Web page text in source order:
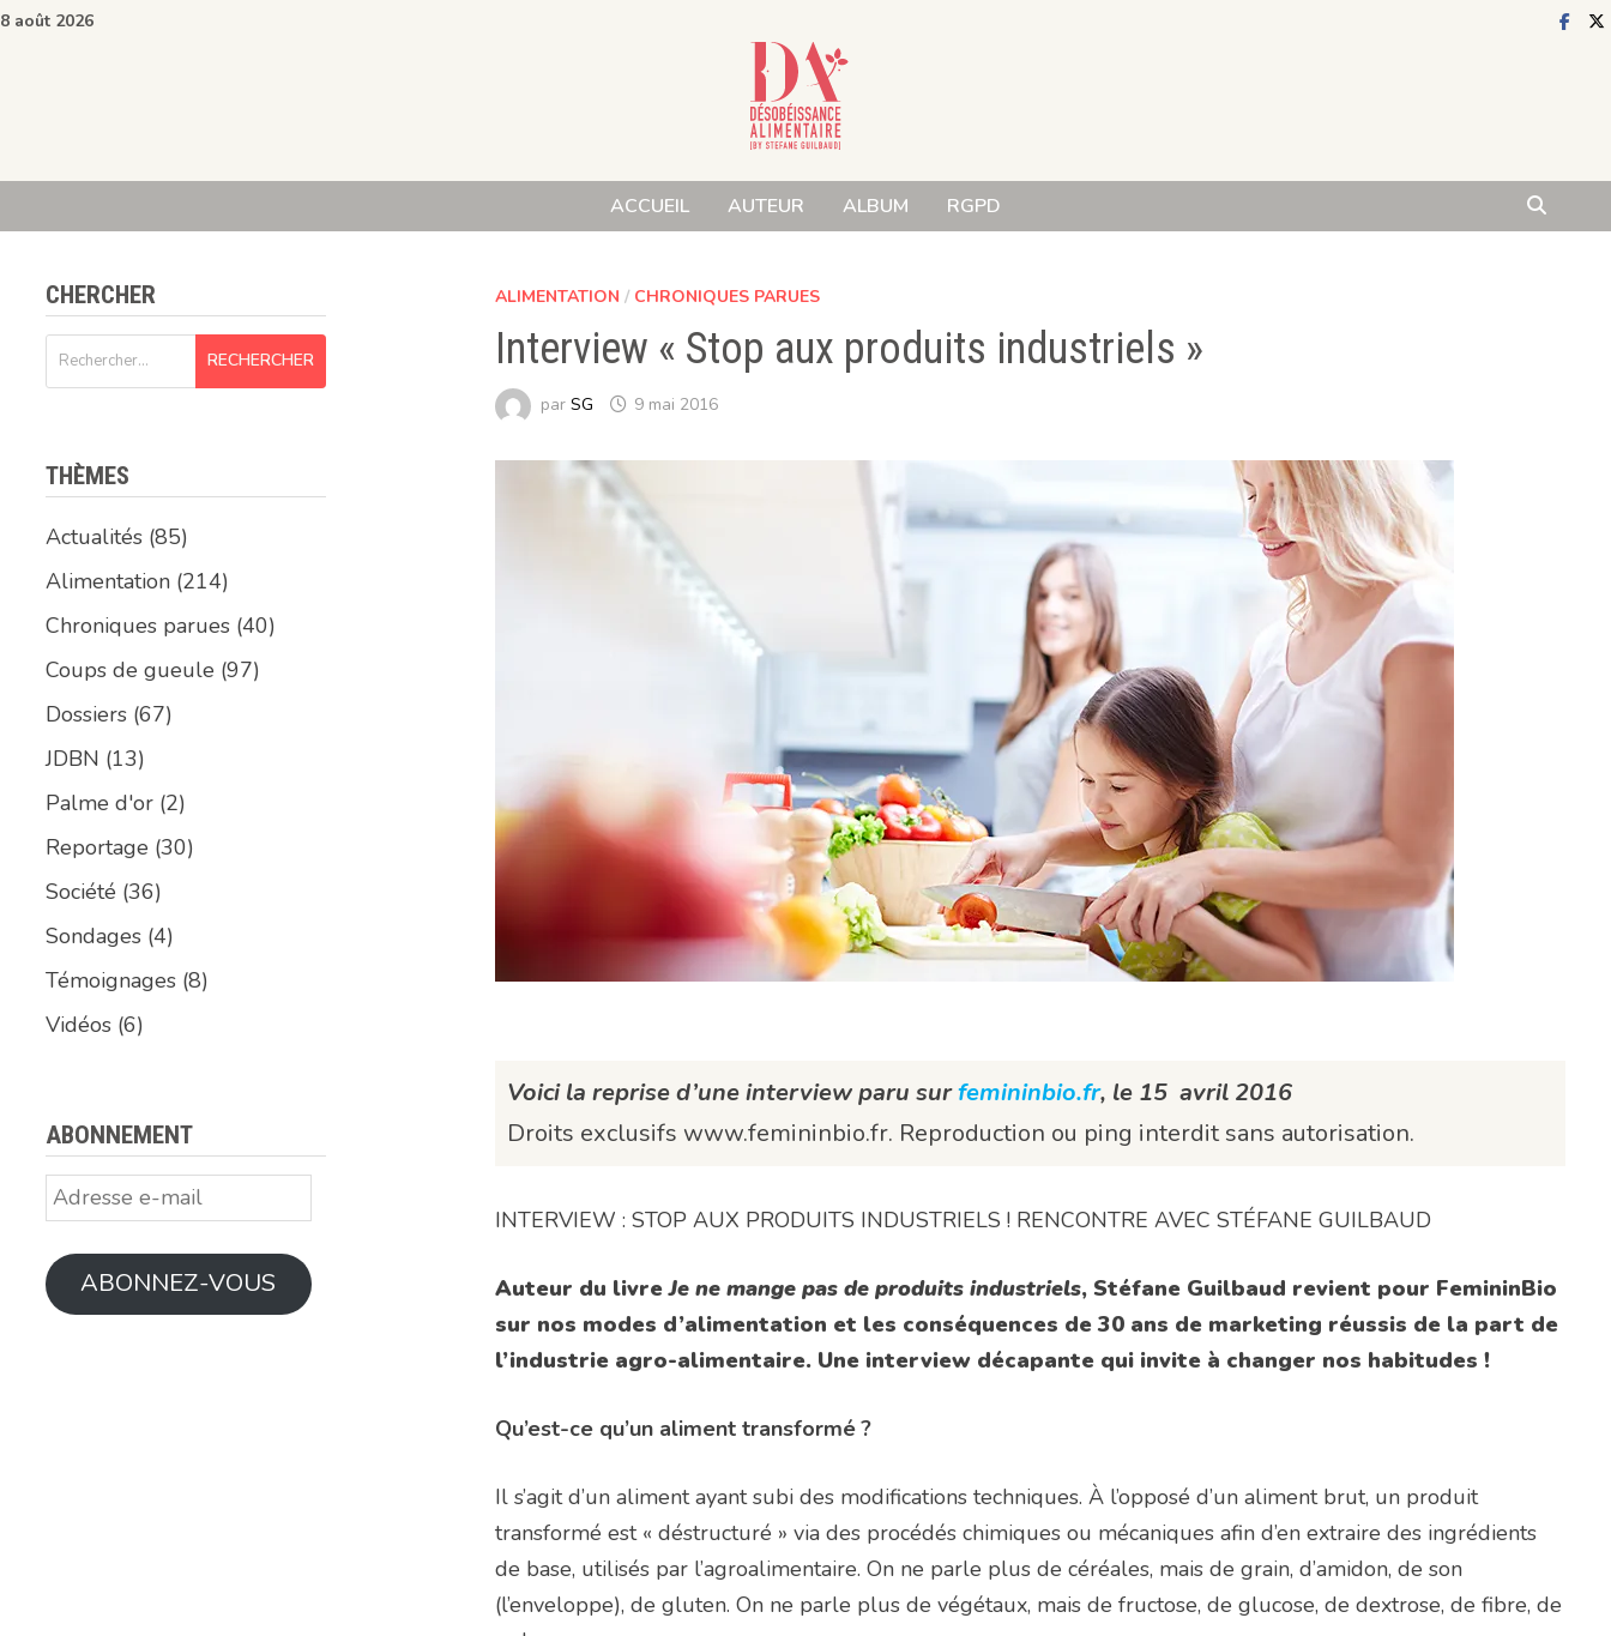
Passer
8 août 2026
ACCUEIL AUTEUR ALBUM RGPD
ALIMENTATION / CHRONIQUES PARUES
Interview « Stop aux produits industriels »
parSG 9 mai 2016
Voici la reprise d’une interview paru surfemininbio.fr, le 15 avril 2016
Droits exclusifs www.femininbio.fr. Reproduction ou ping interdit sans autorisation.
INTERVIEW : STOP AUX PRODUITS INDUSTRIELS ! RENCONTRE AVEC STÉFANE GUILBAUD
Auteur du livreJe ne mange pas de produits industriels, Stéfane Guilbaud revient pour FemininBio
sur nos modes d’alimentation et les conséquences de 30 ans de marketing réussis de la part de
l’industrie agro-alimentaire. Une interview décapante qui invite à changer nos habitudes !
Qu’est-ce qu’un aliment transformé ?
Il s’agit d’un aliment ayant subi des modifications techniques. À l’opposé d’un aliment brut, un produit
transformé est « déstructuré » via des procédés chimiques ou mécaniques afin d’en extraire des ingrédients
de base, utilisés par l’agroalimentaire. On ne parle plus de céréales, mais de grain, d’amidon, de son
(l’enveloppe), de gluten. On ne parle plus de végétaux, mais de fructose, de glucose, de dextrose, de fibre, de
CHERCHER
Rechercher :
THÈMES
Actualités (85)
Alimentation (214)
Chroniques parues (40)
Coups de gueule (97)
Dossiers (67)
JDBN (13)
Palme d'or (2)
Reportage (30)
Société (36)
Sondages (4)
Témoignages (8)
Vidéos (6)
ABONNEMENT
Adresse
e-
mail
ABONNEZ-VOUS